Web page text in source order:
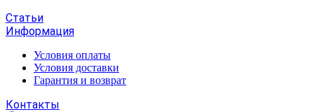
Статьи
Информация
Условия оплаты
Условия доставки
Гарантия и возврат
Контакты